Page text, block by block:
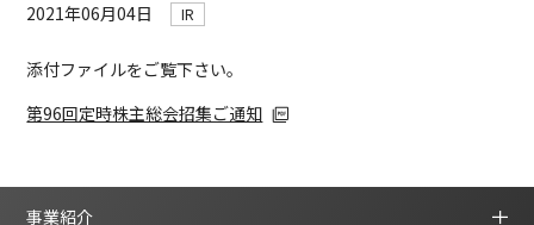
2021年06月04日 IR
添付ファイルをご覧下さい。
第96回定時株主総会招集ご通知
事業紹介